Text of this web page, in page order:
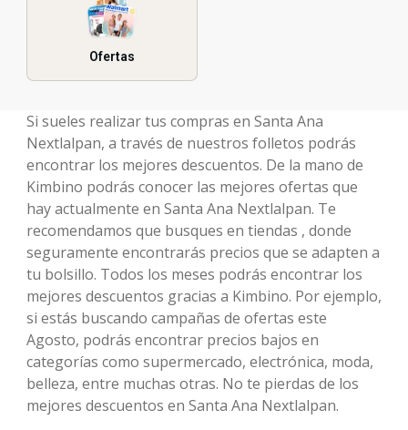
Ofertas
Si sueles realizar tus compras en Santa Ana
Nextlalpan, a través de nuestros folletos podrás
encontrar los mejores descuentos. De la mano de
Kimbino podrás conocer las mejores ofertas que
hay actualmente en Santa Ana Nextlalpan. Te
recomendamos que busques en tiendas , donde
seguramente encontrarás precios que se adapten a
tu bolsillo. Todos los meses podrás encontrar los
mejores descuentos gracias a Kimbino. Por ejemplo,
si estás buscando campañas de ofertas este
Agosto, podrás encontrar precios bajos en
categorías como supermercado, electrónica, moda,
belleza, entre muchas otras. No te pierdas de los
mejores descuentos en Santa Ana Nextlalpan.